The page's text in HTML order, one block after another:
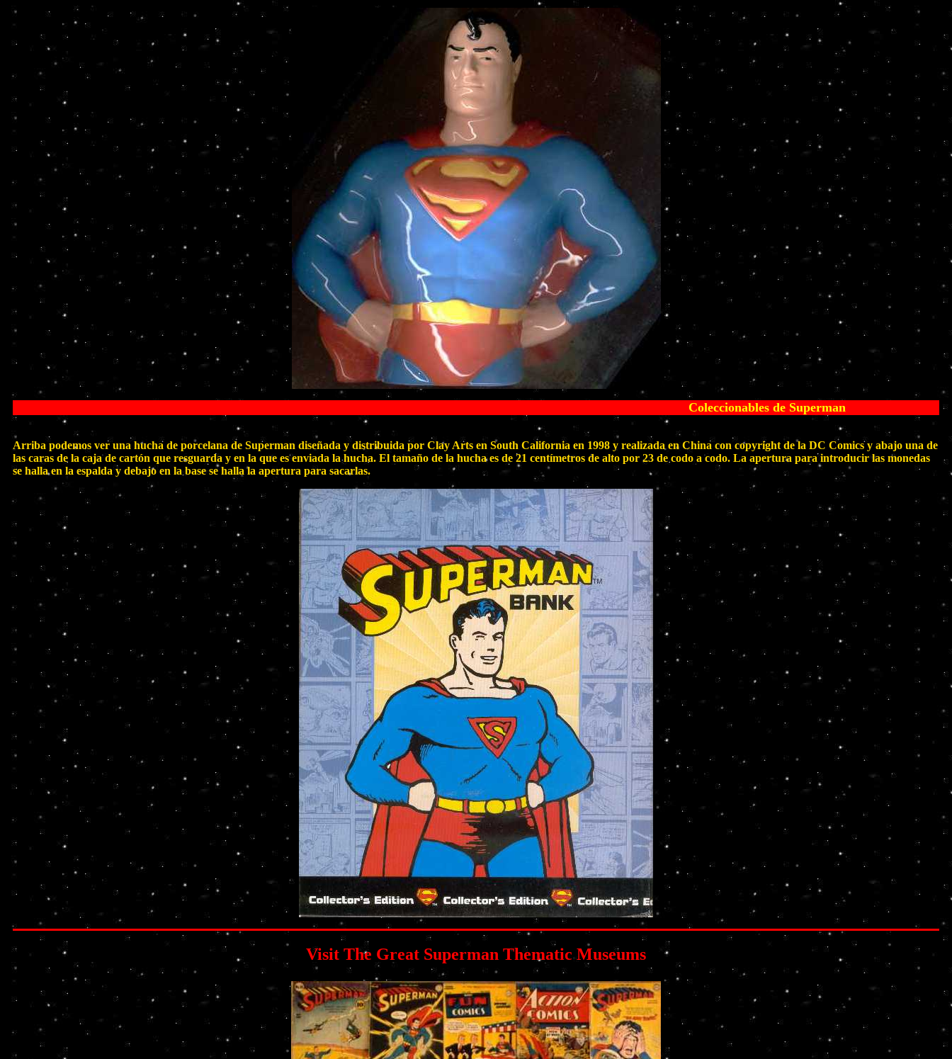
Coleccionables de Superman
Arriba podemos ver una hucha de porcelana de Superman diseñada y distribuida por Clay Arts en South California en 1998 y realizada en China con copyright de la DC Comics y abajo una de
las caras de la caja de cartón que resguarda y en la que es enviada la hucha. El tamaño de la hucha es de 21 centímetros de alto por 23 de codo a codo. La apertura para introducir las monedas
se halla en la espalda y debajo en la base se halla la apertura para sacarlas.
Visit The Great Superman Thematic Museums